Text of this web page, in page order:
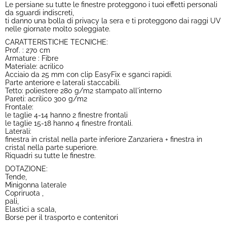
Le persiane su tutte le finestre proteggono i tuoi effetti personali
da sguardi indiscreti,
ti danno una bolla di privacy la sera e ti proteggono dai raggi UV
nelle giornate molto soleggiate.
CARATTERISTICHE TECNICHE:
Prof. : 270 cm
Armature : Fibre
Materiale: acrilico
Acciaio da 25 mm con clip EasyFix e sganci rapidi.
Parte anteriore e laterali staccabili.
Tetto: poliestere 280 g/m2 stampato all'interno
Pareti: acrilico 300 g/m2
Frontale:
le taglie 4-14 hanno 2 finestre frontali
le taglie 15-18 hanno 4 finestre frontali.
Laterali:
finestra in cristal nella parte inferiore Zanzariera + finestra in
cristal nella parte superiore.
Riquadri su tutte le finestre.
DOTAZIONE:
Tende,
Minigonna laterale
Copriruota ,
pali,
Elastici a scala,
Borse per il trasporto e contenitori